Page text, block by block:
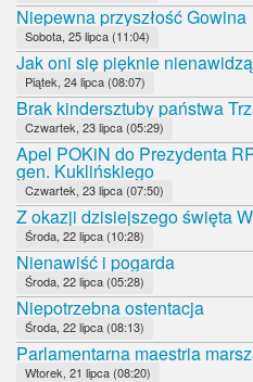
Niepewna przyszłość Gowina
Sobota, 25 lipca (11:04)
Jak oni się pięknie nienawidzą
Piątek, 24 lipca (08:07)
Brak kindersztuby państwa
Czwartek, 23 lipca (05:29)
Apel POKiN do Prezydenta
gen. Kuklińskiego
Czwartek, 23 lipca (07:50)
Z okazji dzisiejszego święta
Środa, 22 lipca (10:28)
Nienawiść i pogarda
Środa, 22 lipca (05:28)
Niepotrzebna ostentacja
Środa, 22 lipca (08:13)
Parlamentarna maestria
Wtorek, 21 lipca (08:20)